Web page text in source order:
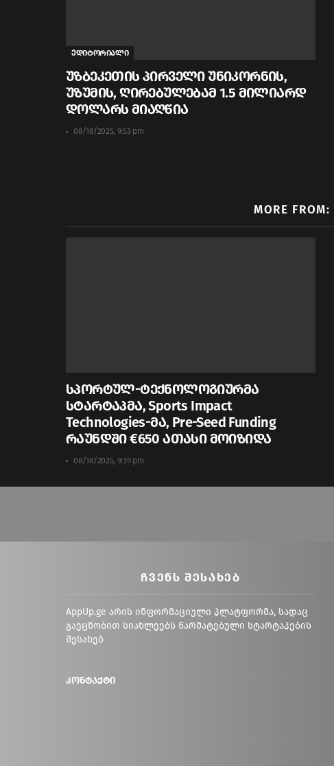
ედიტორიალი
უზბეკეთის პირველი უნიკორნის,
უზუმის, ღირებულებამ 1.5 მილიარდ
დოლარს მიაღწია
08/18/2025, 9:53 pm
MORE FROM:
სპორტულ-ტექნოლოგიურმა
სტარტაპმა, Sports Impact
Technologies-მა, Pre-Seed Funding
რაუნდში €650 ათასი მოიზიდა
08/18/2025, 9:39 pm
ᲩᲕᲔᲜᲡ ᲨᲔᲡᲐᲮᲔᲑ
AppUp.ge არის ინფორმაციული პლატფორმა, სადაც
გაეცნობით სიახლეებს წარმატებული სტარტაპების
შესახებ
კონტაქტი